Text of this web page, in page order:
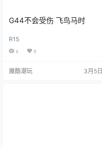
G44不会受伤 飞鸟马时
R15
6 0
魔酷潮玩 3月5日